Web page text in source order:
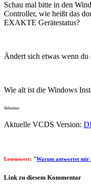
Schau mal bitte in den
Controller, wie heißt das
EXAKTE Gerätestatus?
Ändert sich etwas wenn
Wie alt ist die Windows
Sebastian
Aktuelle VCDS Version:
Lesenswert: "Warum antwortet mir
Link zu diesem Kommentar